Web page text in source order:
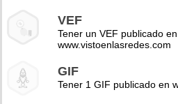
VEF
Tener un VEF publicado en
www.vistoenlasredes.com
GIF
Tener 1 GIF publicado en